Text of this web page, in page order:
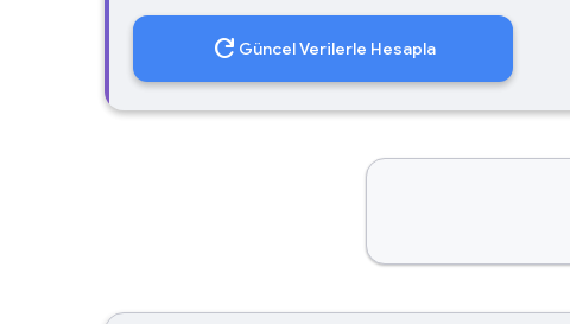
refresh Güncel Verilerle Hesapla